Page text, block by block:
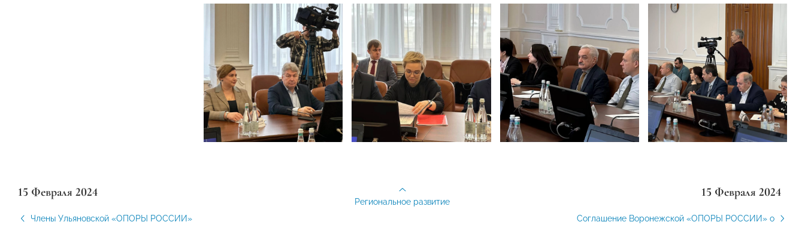
15 Февраля 2024
Члены Ульяновской «ОПОРЫ РОССИИ»
15 Февраля 2024
Соглашение Воронежской «ОПОРЫ РОССИИ» о
Региональное развитие